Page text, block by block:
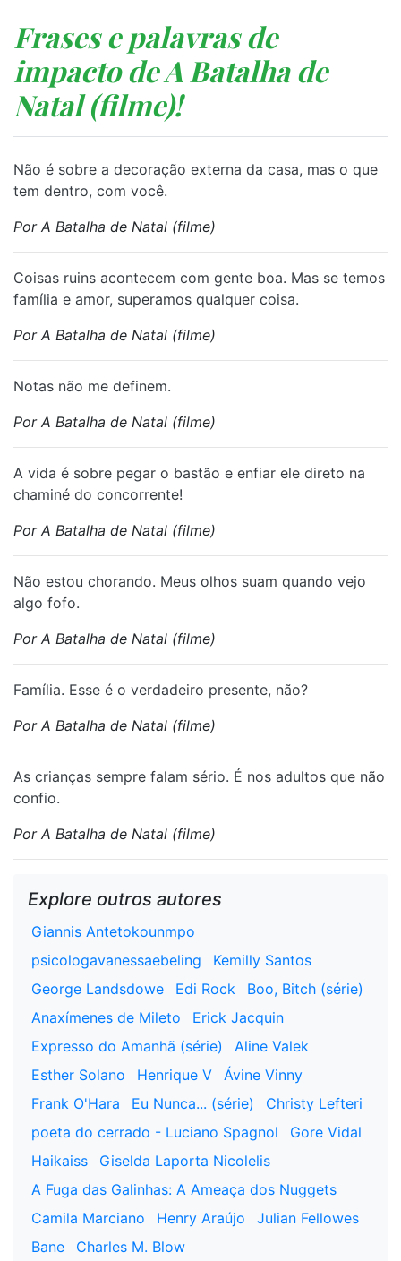
Frases e palavras de
impacto de A Batalha de
Natal (filme)!
⁠Não é sobre a decoração externa da casa, mas o que
tem dentro, com você.
Por A Batalha de Natal (filme)
⁠Coisas ruins acontecem com gente boa. Mas se temos
família e amor, superamos qualquer coisa.
Por A Batalha de Natal (filme)
⁠Notas não me definem.
Por A Batalha de Natal (filme)
⁠A vida é sobre pegar o bastão e enfiar ele direto na
chaminé do concorrente!
Por A Batalha de Natal (filme)
⁠Não estou chorando. Meus olhos suam quando vejo
algo fofo.
Por A Batalha de Natal (filme)
⁠Família. Esse é o verdadeiro presente, não?
Por A Batalha de Natal (filme)
⁠As crianças sempre falam sério. É nos adultos que não
confio.
Por A Batalha de Natal (filme)
Explore outros autores
Giannis Antetokounmpo
psicologavanessaebeling
Kemilly Santos
George Landsdowe
Edi Rock
Boo, Bitch (série)
Anaxímenes de Mileto
Erick Jacquin
Expresso do Amanhã (série)
Aline Valek
Esther Solano
Henrique V
Ávine Vinny
Frank O'Hara
Eu Nunca... (série)
Christy Lefteri
poeta do cerrado - Luciano Spagnol
Gore Vidal
Haikaiss
Giselda Laporta Nicolelis
A Fuga das Galinhas: A Ameaça dos Nuggets
Camila Marciano
Henry Araújo
Julian Fellowes
Bane
Charles M. Blow